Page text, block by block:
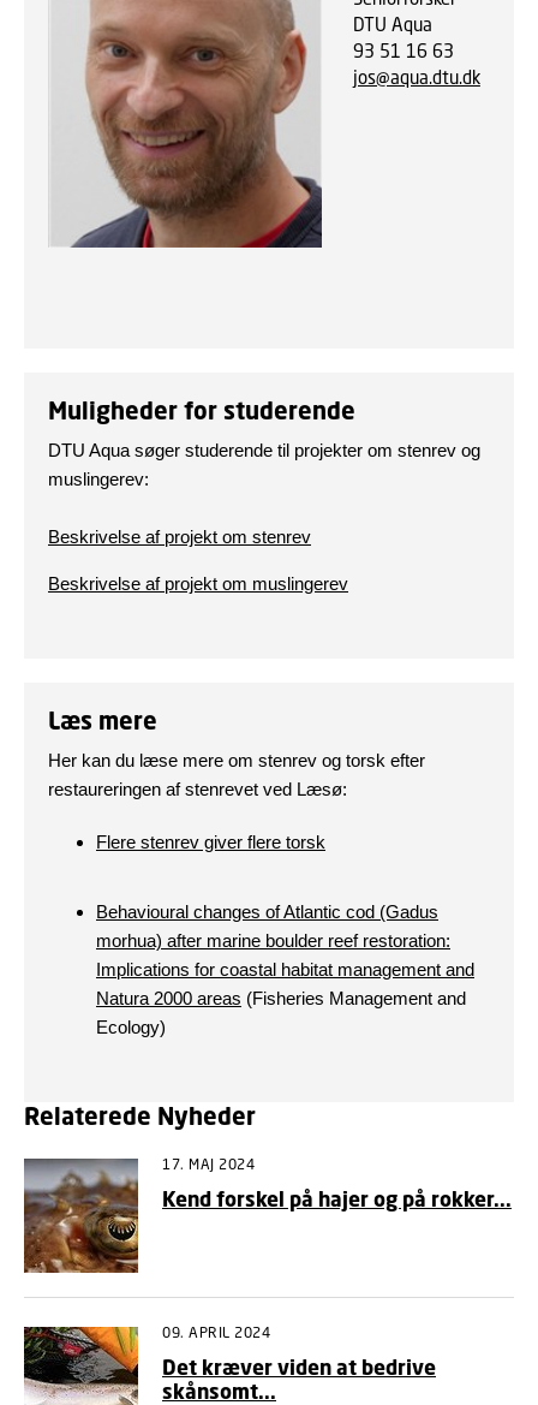
DTU Aqua
93 51 16 63
jos@aqua.dtu.dk
Muligheder for studerende
DTU Aqua søger studerende til projekter om stenrev og
muslingerev:
Beskrivelse af projekt om stenrev
Beskrivelse af projekt om muslingerev
Læs mere
Her kan du læse mere om stenrev og torsk efter
restaureringen af stenrevet ved Læsø:
Flere stenrev giver flere torsk
Behavioural changes of Atlantic cod (Gadus
morhua) after marine boulder reef restoration:
Implications for coastal habitat management and
Natura 2000 areas (Fisheries Management and
Ecology)
Relaterede Nyheder
17. MAJ 2024
Kend forskel på hajer og på rokker...
09. APRIL 2024
Det kræver viden at bedrive
skånsomt...